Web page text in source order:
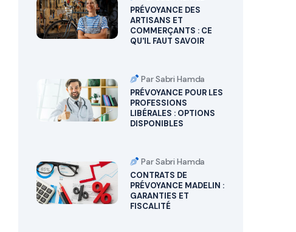
PRÉVOYANCE DES
ARTISANS ET
COMMERÇANTS : CE
QU'IL FAUT SAVOIR
Par Sabri Hamda
PRÉVOYANCE POUR LES
PROFESSIONS
LIBÉRALES : OPTIONS
DISPONIBLES
Par Sabri Hamda
CONTRATS DE
PRÉVOYANCE MADELIN :
GARANTIES ET
FISCALITÉ